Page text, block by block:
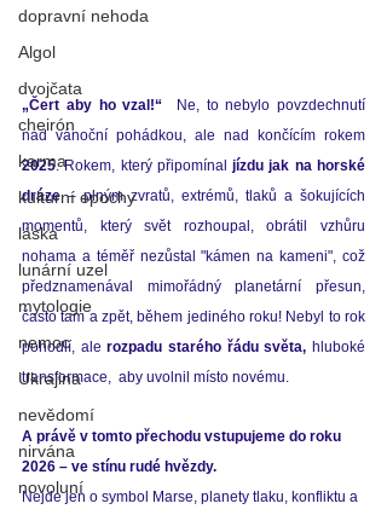
dopravní nehoda
Algol
dvojčata
cheirón
karma
kulturní epochy
láska
lunární uzel
mytologie
nemoc
Ukrajina
nevědomí
nirvána
novoluní
„Čert aby ho vzal!“
Ne, to nebylo povzdechnutí
2025. Rokem, který připomínal jízdu jak na horské
dráze – plným zvratů, extrémů, tlaků a šokujících
momentů, který svět rozhoupal, obrátil vzhůru
nohama a téměř nezůstal "kámen na kameni", což
předznamenával mimořádný planetární přesun,
často tam a zpět, během jediného roku! Nebyl to rok
pohodlí, ale rozpadu starého řádu světa, hluboké
transformace,  aby uvolnil místo novému.
A právě v tomto přechodu vstupujeme do roku
2026 – ve stínu rudé hvězdy.
Nejde jen o symbol Marse, planety tlaku, konfliktu a